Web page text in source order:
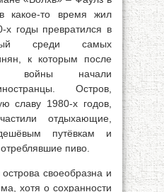
какое-то время жил
х годы превратился в
среди самых
к которым после
войны начали
Остров,
славу 1980-х годов,
отдыхающие,
путёвкам и
пиво.
своеобразна и
хотя о сохранности